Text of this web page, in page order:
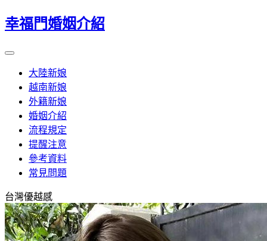
幸福門婚姻介紹
大陸新娘
越南新娘
外籍新娘
婚姻介紹
流程規定
提醒注意
參考資料
常見問題
台灣優越感